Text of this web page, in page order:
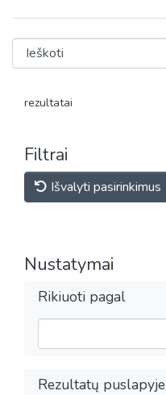
rezultatai
Filtrai
Išvalyti pasirinkimus
Nustatymai
Rikiuoti pagal
Rezultatų puslapyje